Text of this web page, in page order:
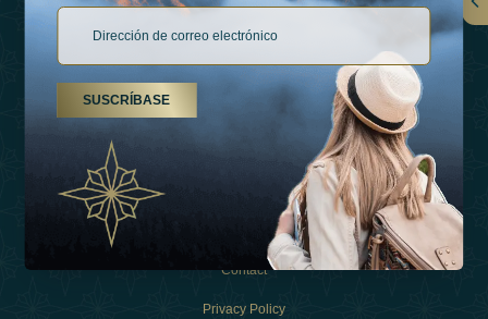
Tipos De Vacaciones
Contact
Privacy Policy
SUSCRÍBASE